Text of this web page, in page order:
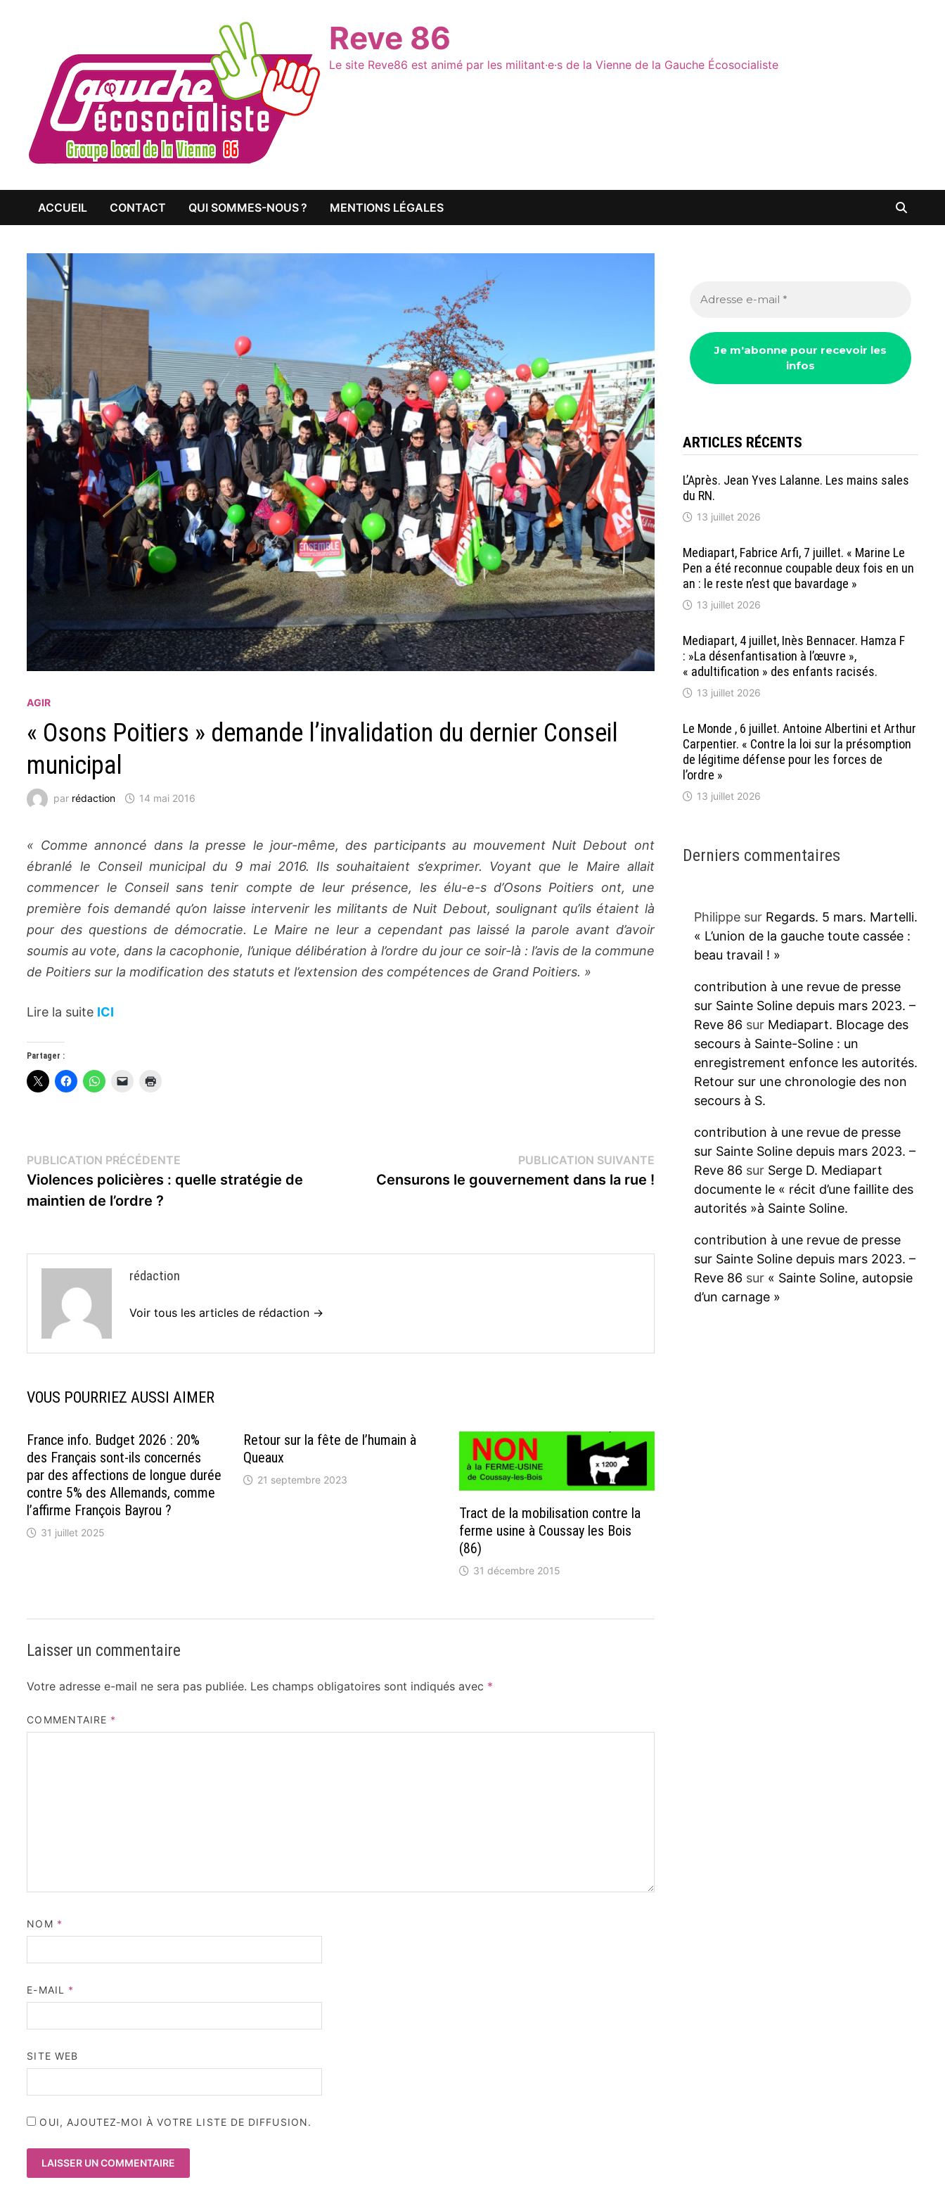
Reve 86
Le site Reve86 est animé par les militant·e·s de la Vienne de la Gauche Écosocialiste
ACCUEIL CONTACT QUI SOMMES-NOUS ? MENTIONS LÉGALES
AGIR
« Osons Poitiers » demande l’invalidation du dernier Conseil
municipal
par rédaction 14 mai 2016
« Comme annoncé dans la presse le jour-même, des participants au mouvement Nuit Debout ont
ébranlé le Conseil municipal du 9 mai 2016. Ils souhaitaient s’exprimer. Voyant que le Maire allait
commencer le Conseil sans tenir compte de leur présence, les élu-e-s d’Osons Poitiers ont, une
première fois demandé qu’on laisse intervenir les militants de Nuit Debout, soulignant qu’ils étaient là
pour des questions de démocratie. Le Maire ne leur a cependant pas laissé la parole avant d’avoir
soumis au vote, dans la cacophonie, l’unique délibération à l’ordre du jour ce soir-là : l’avis de la commune
de Poitiers sur la modification des statuts et l’extension des compétences de Grand Poitiers. »
Lire la suite ICI
Partager :
Navigation
de
PUBLICATION PRÉCÉDENTE
précédente :
Violences policières : quelle stratégie de
maintien de l’ordre ?
PUBLICATION SUIVANTEPublication
suivante :
Censurons le gouvernement dans la rue !
rédaction
Voir tous les articles de rédaction →
VOUS POURRIEZ AUSSI AIMER
France info. Budget 2026 : 20%
des Français sont-ils concernés
par des affections de longue durée
contre 5% des Allemands, comme
l’affirme François Bayrou ?
31 juillet 2025
Retour sur la fête de l’humain à
Queaux
21 septembre 2023
Tract de la mobilisation contre la
ferme usine à Coussay les Bois
(86)
31 décembre 2015
Laisser un commentaire
Votre adresse e-mail ne sera pas publiée. Les champs obligatoires sont indiqués avec *
COMMENTAIRE *
NOM *
E-MAIL *
SITE WEB
OUI, AJOUTEZ-MOI À VOTRE LISTE DE DIFFUSION.
ARTICLES RÉCENTS
L’Après. Jean Yves Lalanne. Les mains sales
du RN.
13 juillet 2026
Mediapart, Fabrice Arfi, 7 juillet. « Marine Le
Pen a été reconnue coupable deux fois en un
an : le reste n’est que bavardage »
13 juillet 2026
Mediapart, 4 juillet, Inès Bennacer. Hamza F
: »La désenfantisation à l’œuvre »,
« adultification » des enfants racisés.
13 juillet 2026
Le Monde , 6 juillet. Antoine Albertini et Arthur
Carpentier. « Contre la loi sur la présomption
de légitime défense pour les forces de
l’ordre »
13 juillet 2026
Derniers commentaires
Philippesur Regards. 5 mars. Martelli.
« L’union de la gauche toute cassée :
beau travail ! »
contribution à une revue de presse
sur Sainte Soline depuis mars 2023. –
Reve 86 sur Mediapart. Blocage des
secours à Sainte-Soline : un
enregistrement enfonce les autorités.
Retour sur une chronologie des non
secours à S.
contribution à une revue de presse
sur Sainte Soline depuis mars 2023. –
Reve 86 sur Serge D. Mediapart
documente le « récit d’une faillite des
autorités »à Sainte Soline.
contribution à une revue de presse
sur Sainte Soline depuis mars 2023. –
Reve 86 sur « Sainte Soline, autopsie
d’un carnage »